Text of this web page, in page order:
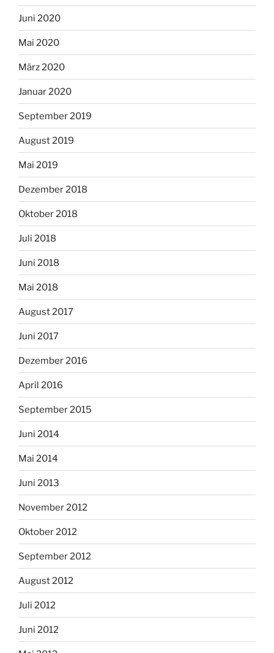
Juni 2020
Mai 2020
März 2020
Januar 2020
September 2019
August 2019
Mai 2019
Dezember 2018
Oktober 2018
Juli 2018
Juni 2018
Mai 2018
August 2017
Juni 2017
Dezember 2016
April 2016
September 2015
Juni 2014
Mai 2014
Juni 2013
November 2012
Oktober 2012
September 2012
August 2012
Juli 2012
Juni 2012